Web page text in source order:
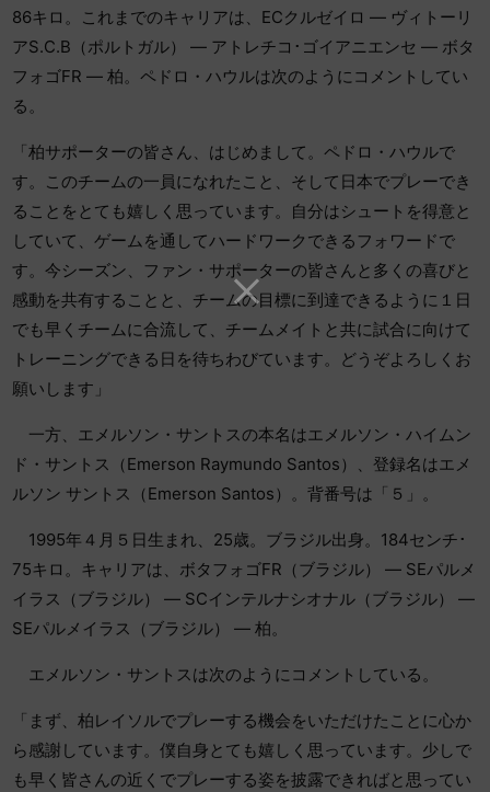
86キロ。これまでのキャリアは、ECクルゼイロ ― ヴィトーリ
アS.C.B（ポルトガル） ― アトレチコ･ゴイアニエンセ ― ボタ
フォゴFR ― 柏。ペドロ・ハウルは次のようにコメントしてい
る。
「柏サポーターの皆さん、はじめまして。ペドロ・ハウルで
す。このチームの一員になれたこと、そして日本でプレーでき
ることをとても嬉しく思っています。自分はシュートを得意と
していて、ゲームを通してハードワークできるフォワードで
す。今シーズン、ファン・サポーターの皆さんと多くの喜びと
感動を共有することと、チームの目標に到達できるように１日
でも早くチームに合流して、チームメイトと共に試合に向けて
トレーニングできる日を待ちわびています。どうぞよろしくお
願いします」
一方、エメルソン・サントスの本名はエメルソン・ハイムン
ド・サントス（Emerson Raymundo Santos）、登録名はエメ
ルソン サントス（Emerson Santos）。背番号は「５」。
1995年４月５日生まれ、25歳。ブラジル出身。184センチ･
75キロ。キャリアは、ボタフォゴFR（ブラジル） ― SEパルメ
イラス（ブラジル） ― SCインテルナシオナル（ブラジル） ―
SEパルメイラス（ブラジル） ― 柏。
エメルソン・サントスは次のようにコメントしている。
「まず、柏レイソルでプレーする機会をいただけたことに心か
ら感謝しています。僕自身とても嬉しく思っています。少しで
も早く皆さんの近くでプレーする姿を披露できればと思ってい